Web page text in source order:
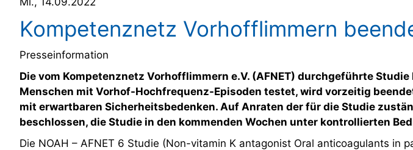
Kompetenznetz Vorhofflimmern
Presseinformation
Die vom Kompetenznetz Vorhofflimmern e.V. (AFNET) durchgeführte
Menschen mit Vorhof-Hochfrequenz-Episoden testet, wird vorzeitig
mit erwartbaren Sicherheitsbedenken. Auf Anraten der für die Studie
beschlossen, die Studie in den kommenden Wochen unter kontrollierten
Die NOAH – AFNET 6 Studie (Non-vitamin K antagonist Oral anticoagulants